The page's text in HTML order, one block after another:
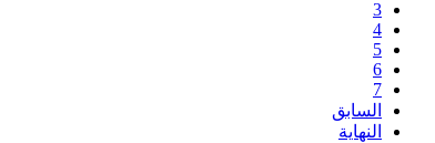
3
4
5
6
7
السابق
النهاية